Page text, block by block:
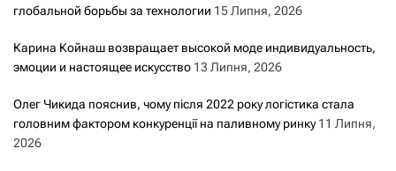
глобальной борьбы за технологии 15 Липня, 2026
Карина Койнаш возвращает высокой моде индивидуальность,
эмоции и настоящее искусство 13 Липня, 2026
Олег Чикида пояснив, чому після 2022 року логістика стала
головним фактором конкуренції на паливному ринку 11 Липня,
2026